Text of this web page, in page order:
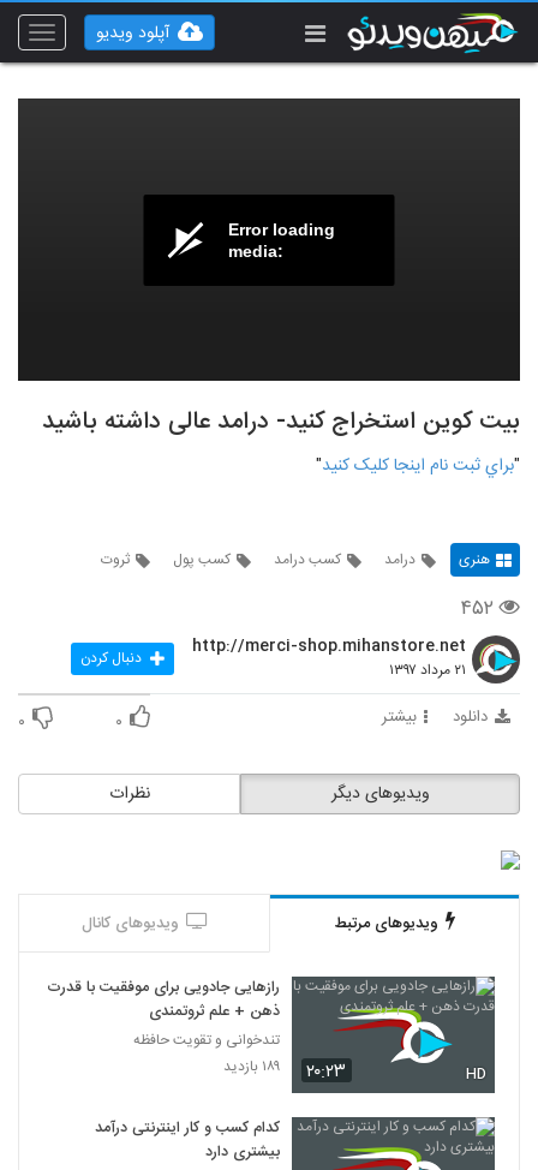
Toggle
آپلود ویدیو
Error loading
media:
بیت کوین استخراج کنید- درامد عالی داشته باشید
"براي ثبت نام اينجا کليک کنيد"
هنری درامد کسب درامد کسب پول ثروت
۴۵۲
http://merci-shop.mihanstore.net
۲۱ مرداد ۱۳۹۷ دنبال کردن
دانلود بیشتر ۰ ۰
نظرات ویدیوهای دیگر
ویدیوهای مرتبط ویدیوهای کانال
۲۰:۲۳ HD
رازهایی جادویی برای موفقیت با قدرت
ذهن + علم ثروتمندی
تندخوانی و تقویت حافظه
۱۸۹ بازدید
کدام کسب و کار اینترنتی درآمد
بیشتری دارد